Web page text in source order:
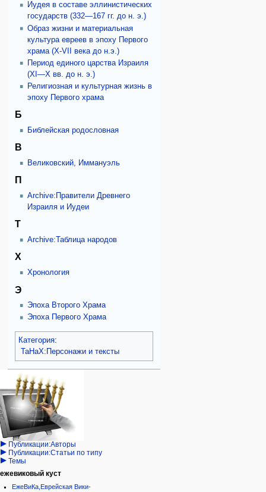
Иудея в составе эллинистических
государств (332—167 гг. до н. э.)
Образ жизни и материальная
культура евреев в эпоху Первого
храма (X-VII века до н.э.)
Период единого царства Израиля
(XI—X вв. до н. э.)
Религиозная и культурная жизнь в
эпоху Первого храма
Б
Библейская родословная
В
Великовский, Иммануэль
П
Archive:Правители Древнего
Израиля и Иудеи
Т
Archive:Таблица народов
Х
Хронология
Э
Эпоха Второго Храма
Эпоха Первого Храма
Категория:
ТаНаХ:Персонажи и тексты
Навигация
персональные инструменты
войти
запрос
учётной
записи
категории
Израиль:Страна и
государство
Иудаизм
Народ
Проекты
Проекты/Участники/
дополнения
Публикации:Авторы
Публикации:Статьи по типу
Темы
ежевиковый куст
ЕжеВиКа,Еврейская Вики-